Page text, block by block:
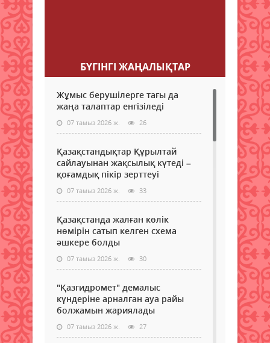
БҮГІНГI ЖАҢАЛЫҚТАР
Жұмыс берушілерге тағы да
жаңа талаптар енгізіледі
07 тамыз 2026 ж. 26
Қазақстандықтар Құрылтай
сайлауынан жақсылық күтеді –
қоғамдық пікір зерттеуі
07 тамыз 2026 ж. 33
Қазақстанда жалған көлік
нөмірін сатып келген схема
әшкере болды
07 тамыз 2026 ж. 30
"Қазгидромет" демалыс
күндеріне арналған ауа райы
болжамын жариялады
07 тамыз 2026 ж. 27